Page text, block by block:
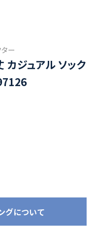
ー
カジュアル ソック
グについて